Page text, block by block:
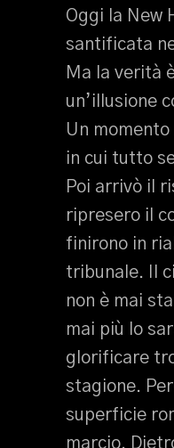
Oggi la New
santificata
Ma la verità
un’illusione
Un
in cui tutto
Poi arrivò il
ripresero il
finirono in
tribunale. Il
non è mai
mai più lo
glorificare
stagione.
superficie
marcio.